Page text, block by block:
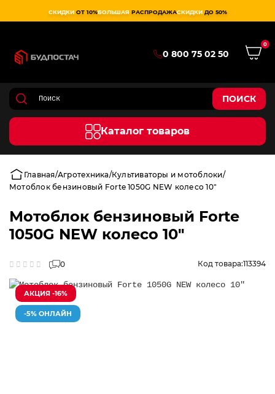
СКИДКИ ОТ 10%БОЛЬШАЯ РАСПРОДАЖАСКИДКИ ДО 50%
0 800 75 02 50
0
ПОИСК
Каталог товаров
Главная Агротехника Культиваторы и мотоблоки
Мотоблок бензиновый Forte 1050G NEW колесо 10"
Мотоблок бензиновый Forte
1050G NEW колесо 10"
0 Код товара:113394
АКЦИЯ -16%
-5% ОНЛАЙН